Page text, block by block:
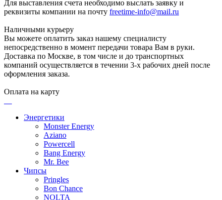
Для выставления счета необходимо выслать заявку и
реквизиты компании на почту freetime-info@mail.ru
Наличными курьеру
Вы можете оплатить заказ нашему специалисту
непосредственно в момент передачи товара Вам в руки.
Доставка по Москве, в том числе и до транспортных
компаний осуществляется в течении 3-х рабочих дней после
оформления заказа.
Оплата на карту
Энергетики
Monster Energy
Aziano
Powercell
Bang Energy
Mr. Bee
Чипсы
Pringles
Bon Chance
NOLTA